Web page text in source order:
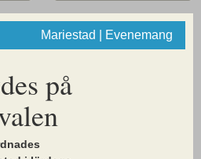
Mariestad | Evenemang
på